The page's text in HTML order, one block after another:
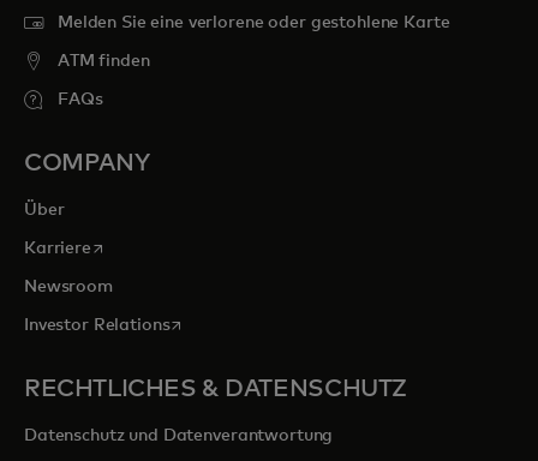
Melden Sie eine verlorene oder gestohlene Karte
ATM finden
FAQs
COMPANY
Über
Karrierewird in einer neuen Registerkarte geöffnet
Newsroom
Investor Relationswird in einer neuen Registerkarte geöffnet
RECHTLICHES & DATENSCHUTZ
Datenschutz und Datenverantwortung